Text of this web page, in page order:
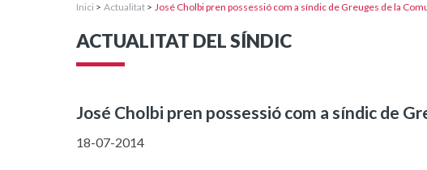
Inici > Actualitat> José Cholbi pren possessió com a síndic de Greuges de la
ACTUALITAT DEL SÍNDIC
José Cholbi pren possessió com a síndic de
18-07-2014